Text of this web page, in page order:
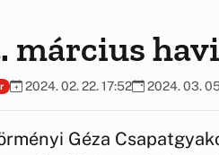
március
2024. 02. 22. 17:52 2024. 03.
Géza